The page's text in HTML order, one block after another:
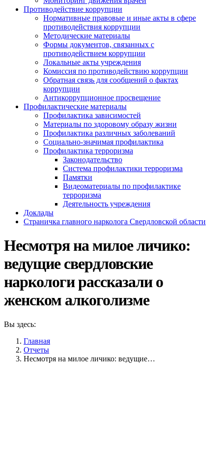
Противодействие коррупции
Нормативные правовые и иные акты в сфере
противодействия коррупции
Методические материалы
Формы документов, связанных с
противодействием коррупции
Локальные акты учреждения
Комиссия по противодействию коррупции
Обратная связь для сообщений о фактах
коррупции
Антикоррупционное просвещение
Профилактические материалы
Профилактика зависимостей
Материалы по здоровому образу жизни
Профилактика различных заболеваний
Социально-значимая профилактика
Профилактика терроризма
Законодательство
Система профилактики терроризма
Памятки
Видеоматериалы по профилактике
терроризма
Деятельность учреждения
Доклады
Страничка главного нарколога Свердловской области
Несмотря на милое личико:
ведущие свердловские
наркологи рассказали о
женском алкоголизме
Вы здесь:
Главная
Отчеты
Несмотря на милое личико: ведущие…